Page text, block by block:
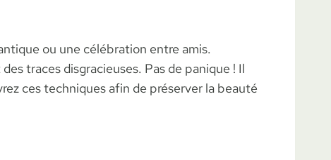
ou une célébration entre amis.
traces disgracieuses. Pas de panique ! Il
ces techniques afin de préserver la beauté